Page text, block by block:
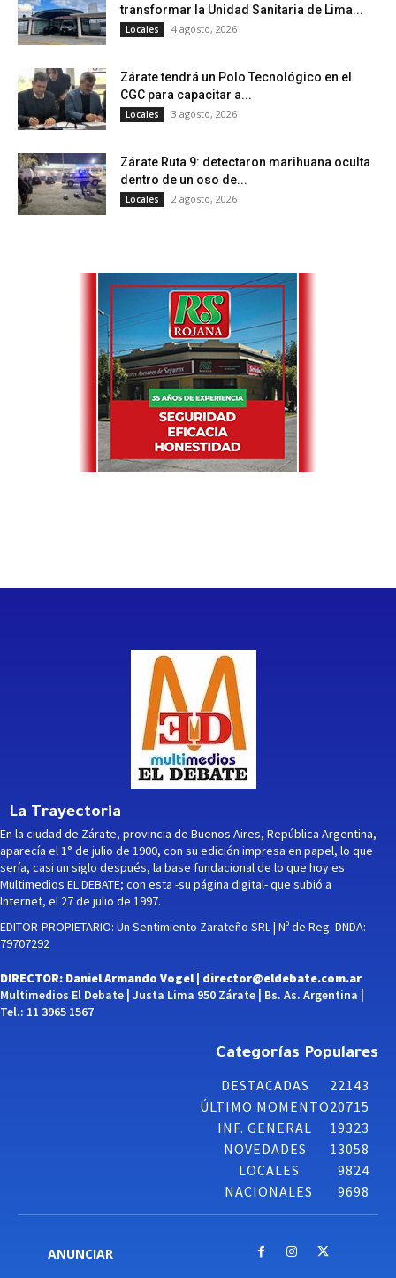
transformar la Unidad Sanitaria de Lima...
Locales 4 agosto, 2026
Zárate tendrá un Polo Tecnológico en el
CGC para capacitar a...
Locales 3 agosto, 2026
Zárate Ruta 9: detectaron marihuana oculta
dentro de un oso de...
Locales 2 agosto, 2026
La Trayectoria
En la ciudad de Zárate, provincia de Buenos Aires, República Argentina,
aparecía el 1° de julio de 1900, con su edición impresa en papel, lo que
sería, casi un siglo después, la base fundacional de lo que hoy es
Multimedios EL DEBATE; con esta -su página digital- que subió a
Internet, el 27 de julio de 1997.
EDITOR-PROPIETARIO: Un Sentimiento Zarateño SRL | Nº de Reg. DNDA:
79707292
DIRECTOR: Daniel Armando Vogel | director@eldebate.com.ar
Multimedios El Debate | Justa Lima 950 Zárate | Bs. As. Argentina |
Tel.: 11 3965 1567
Categorías Populares
DESTACADAS
22143
ÚLTIMO MOMENTO20715
INF. GENERAL
19323
NOVEDADES
13058
LOCALES
9824
NACIONALES
9698
ANUNCIAR